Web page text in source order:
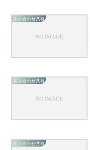
組み合わせ共有
組み合わせ共有
組み合わせ共有